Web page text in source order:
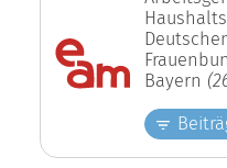
Bayern